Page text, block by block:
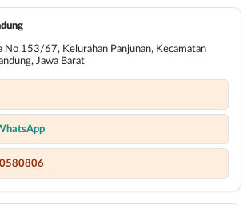
No 153/67, Kelurahan Panjunan, Kecamatan
Jawa Barat